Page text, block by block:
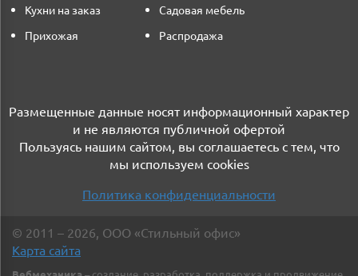
Кухни на заказ
Прихожая
Садовая мебель
Распродажа
Размещенные данные носят информационный характер
и не являются публичной офертой
Пользуясь нашим сайтом, вы соглашаетесь с тем, что
мы используем cookies
Политика конфиденциальности
© 2011 – 2026, ООО «Стильный офис»
Карта сайта